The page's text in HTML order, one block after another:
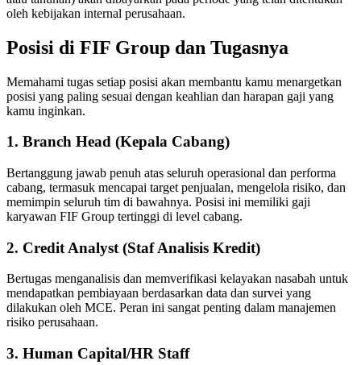
oleh kebijakan internal perusahaan.
Posisi di FIF Group dan Tugasnya
Memahami tugas setiap posisi akan membantu kamu menargetkan
posisi yang paling sesuai dengan keahlian dan harapan gaji yang
kamu inginkan.
1. Branch Head (Kepala Cabang)
Bertanggung jawab penuh atas seluruh operasional dan performa
cabang, termasuk mencapai target penjualan, mengelola risiko, dan
memimpin seluruh tim di bawahnya. Posisi ini memiliki gaji
karyawan FIF Group tertinggi di level cabang.
2. Credit Analyst (Staf Analisis Kredit)
Bertugas menganalisis dan memverifikasi kelayakan nasabah untuk
mendapatkan pembiayaan berdasarkan data dan survei yang
dilakukan oleh MCE. Peran ini sangat penting dalam manajemen
risiko perusahaan.
3. Human Capital/HR Staff